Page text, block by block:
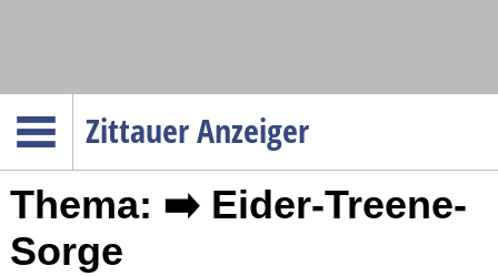
Zittauer Anzeiger
Menüpunkte
Startseite
Gesellschaft
Thema: ➡️ Eider-Treene-
Sorge